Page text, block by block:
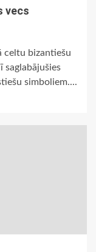
vecs
celtu bizantiešu
saglabājušies
simboliem....